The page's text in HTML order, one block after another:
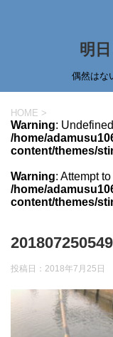
明
偶然はな
HOME >
Warning:
/home/
content/themes/
Warning: Attempt
/home/
content/themes/
投稿日： 2018年7月25日